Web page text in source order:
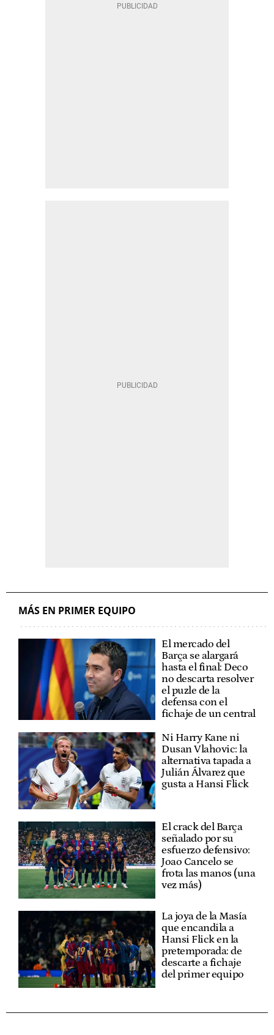
MÁS EN PRIMER EQUIPO
El mercado del
Barça se alargará
hasta el final: Deco
no descarta resolver
el puzle de la
defensa con el
fichaje de un central
Ni Harry Kane ni
Dusan Vlahovic: la
alternativa tapada a
Julián Álvarez que
gusta a Hansi Flick
El crack del Barça
señalado por su
esfuerzo defensivo:
Joao Cancelo se
frota las manos (una
vez más)
La joya de la Masía
que encandila a
Hansi Flick en la
pretemporada: de
descarte a fichaje
del primer equipo